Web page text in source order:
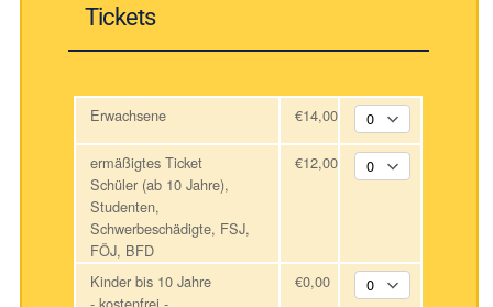
Tickets
Erwachsene €14,00
ermäßigtes Ticket
Schüler (ab 10 Jahre),
Studenten,
Schwerbeschädigte, FSJ,
FÖJ, BFD
€12,00
Kinder bis 10 Jahre
- kostenfrei -
€0,00